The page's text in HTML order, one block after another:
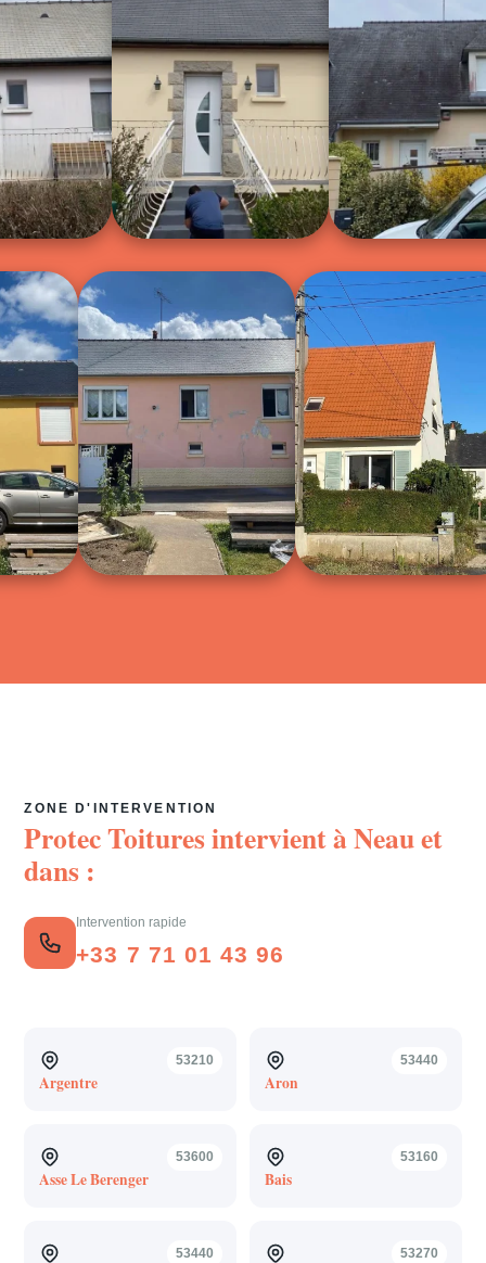
ZONE D'INTERVENTION
Protec Toitures intervient àNeauet
dans :
Intervention rapide
+33 7 71 01 43 96
53210
Argentre
53440
Aron
53600
Asse Le Berenger
53160
Bais
53440 53270